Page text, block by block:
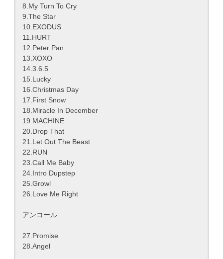
8.My Turn To Cry
9.The Star
10.EXODUS
11.HURT
12.Peter Pan
13.XOXO
14.3.6.5
15.Lucky
16.Christmas Day
17.First Snow
18.Miracle In December
19.MACHINE
20.Drop That
21.Let Out The Beast
22.RUN
23.Call Me Baby
24.Intro Dupstep
25.Growl
26.Love Me Right
アンコール
27.Promise
28.Angel